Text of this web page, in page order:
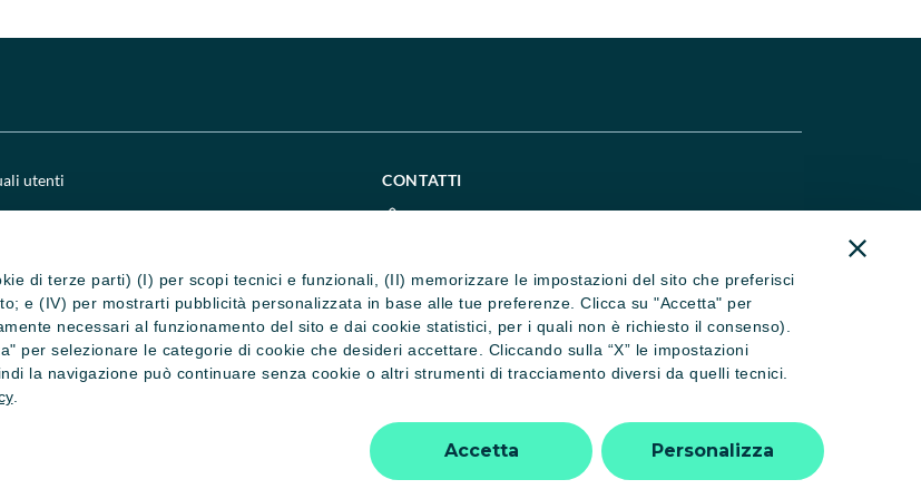
di terze parti) (I) per scopi tecnici e funzionali, (II) memorizzare le impostazioni del sito che preferisci
e (IV) per mostrarti pubblicità personalizzata in base alle tue preferenze. Clicca su "Accetta" per
necessari al funzionamento del sito e dai cookie statistici, per i quali non è richiesto il consenso).
per selezionare le categorie di cookie che desideri accettare. Cliccando sulla “X” le impostazioni
la navigazione può continuare senza cookie o altri strumenti di tracciamento diversi da quelli tecnici.
.
Accetta Personalizza
utenti
e cookie policy
CONTATTI
0521 914667
cral@pec.ca-cral.it
Seguici su Instagram
Affiliato FITeL
n. 3548/2025